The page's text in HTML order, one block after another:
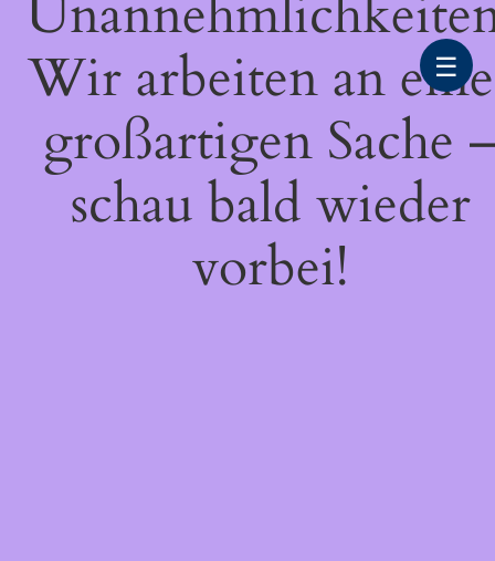
Wir arbeiten an
großartigen Sache
schau bald wieder
vorbei!
☰